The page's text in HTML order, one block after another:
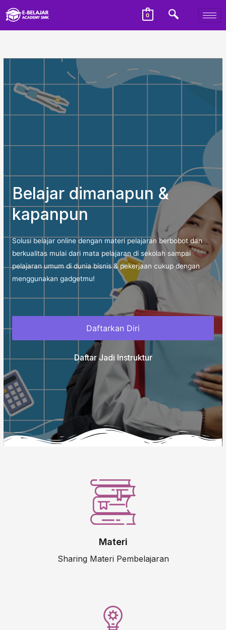
0
Belajar dimanapun &
kapanpun
Solusi belajar online dengan materi pelajaran berbobot dan
berkualitas mulai dari mata pelajaran di sekolah sampai
pelajaran umum di dunia bisnis & pekerjaan cukup dengan
menggunakan gadgetmu!
Daftarkan Diri
Daftar Jadi Instruktur
Materi
Sharing Materi Pembelajaran